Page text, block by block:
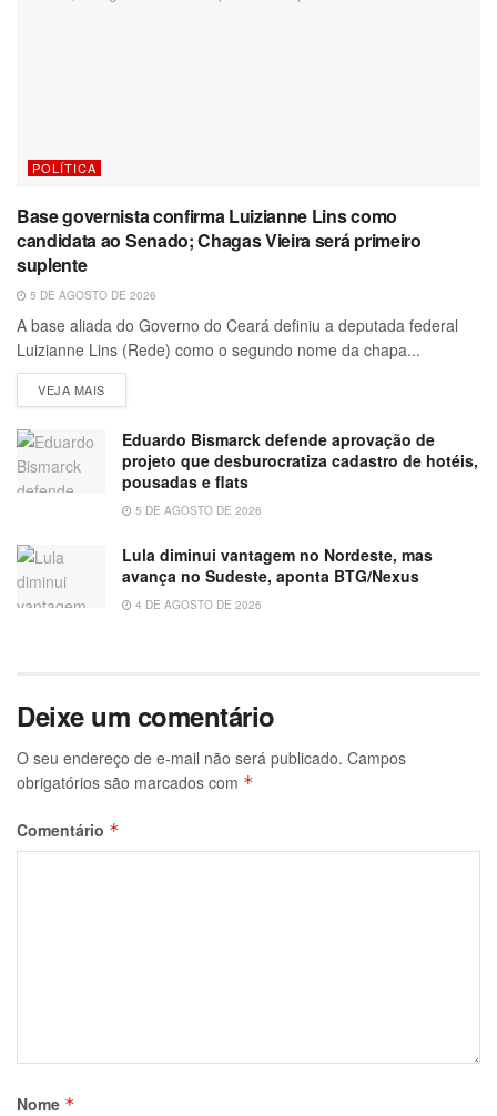
POLÍTICA
Base governista confirma Luizianne Lins como
candidata ao Senado; Chagas Vieira será primeiro
suplente
5 DE AGOSTO DE 2026
A base aliada do Governo do Ceará definiu a deputada federal
Luizianne Lins (Rede) como o segundo nome da chapa...
VEJA MAIS
Eduardo Bismarck defende aprovação de
projeto que desburocratiza cadastro de hotéis,
pousadas e flats
5 DE AGOSTO DE 2026
Lula diminui vantagem no Nordeste, mas
avança no Sudeste, aponta BTG/Nexus
4 DE AGOSTO DE 2026
Deixe um comentário
O seu endereço de e-mail não será publicado. Campos
obrigatórios são marcados com *
Comentário *
Nome *